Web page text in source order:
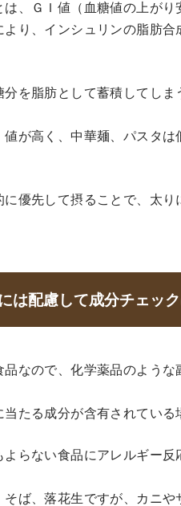
、ＧＩ値（血糖値の上がり
り、インシュリンの脂肪合
を脂肪として蓄積してし
が高く、中華麺、パスタは
に優先して摂ることで、太
は配慮して成分チェッ
なので、化学薬品のような
たる成分が含有されている
らない食品にアレルギー反
ば、落花生ですが、カニや